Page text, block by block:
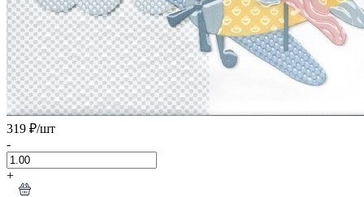
319 ₽/шт
-
+